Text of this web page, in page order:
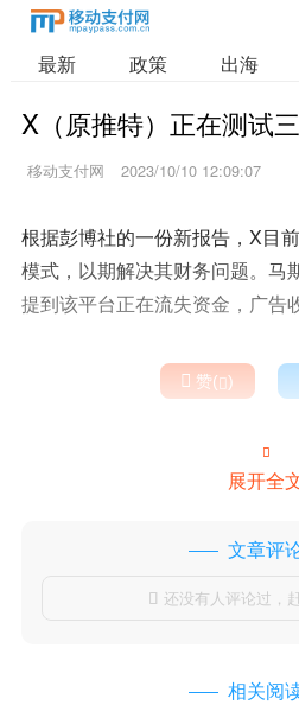
最新 政策 出海
X（原推特）正在测试
移动支付网 2023/10/10 12:09:07
根据彭博社的一份新报告，X目
模式，以期解决其财务问题。马
提到该平台正在流失资金，广告
 赞()

展开全
文章评
 还没有人评论过，
相关阅